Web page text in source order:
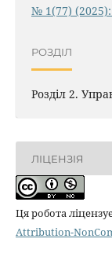
№ 1(77)
РОЗДІЛ
Розділ 2.
ЛІЦЕНЗІЯ
Ця робота
Attribution-